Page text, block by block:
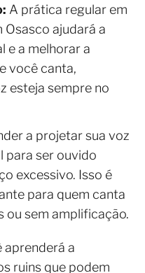
A prática regular em
Osasco ajudará a
e a melhorar a
você canta,
esteja sempre no
a projetar sua voz
para ser ouvido
excessivo. Isso é
para quem canta
ou sem amplificação.
aprenderá a
ruins que podem